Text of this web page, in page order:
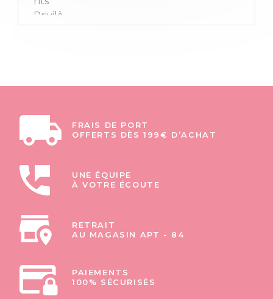
FRAIS DE PORT
OFFERTS DÈS 199€ D’ACHAT
UNE ÉQUIPE
À VOTRE ÉCOUTE
RETRAIT
AU MAGASIN APT - 84
PAIEMENTS
100% SÉCURISÉS